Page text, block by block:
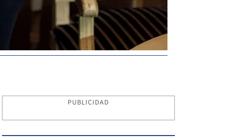
PUBLICIDAD